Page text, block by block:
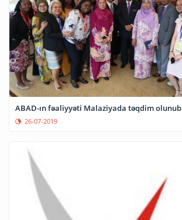
ABAD-ın fəaliyyəti Malaziyada təqdim olunub
26-07-2019